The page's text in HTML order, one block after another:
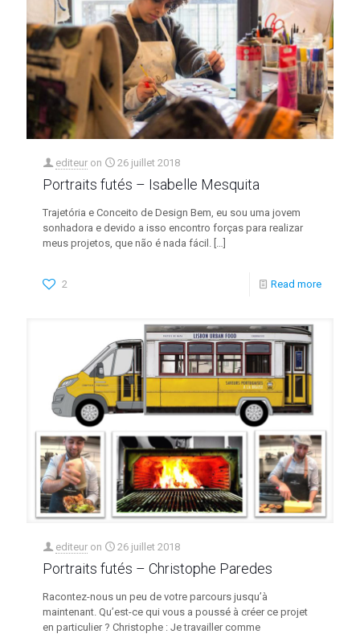
editeur on 26 juillet 2018
Portraits futés – Isabelle Mesquita
Trajetória e Conceito de Design Bem, eu sou uma jovem
sonhadora e devido a isso encontro forças para realizar
meus projetos, que não é nada fácil.
2 Read more
editeur on 26 juillet 2018
Portraits futés – Christophe Paredes
Racontez-nous un peu de votre parcours jusqu’à
maintenant. Qu’est-ce qui vous a poussé à créer ce projet
en particulier ? Christophe : Je travailler comme